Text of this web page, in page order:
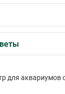
для аквариумов